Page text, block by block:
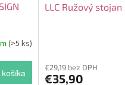
(>5 ks)
košíka
LLC Ružový
€29,19 bez DPH
€35,90